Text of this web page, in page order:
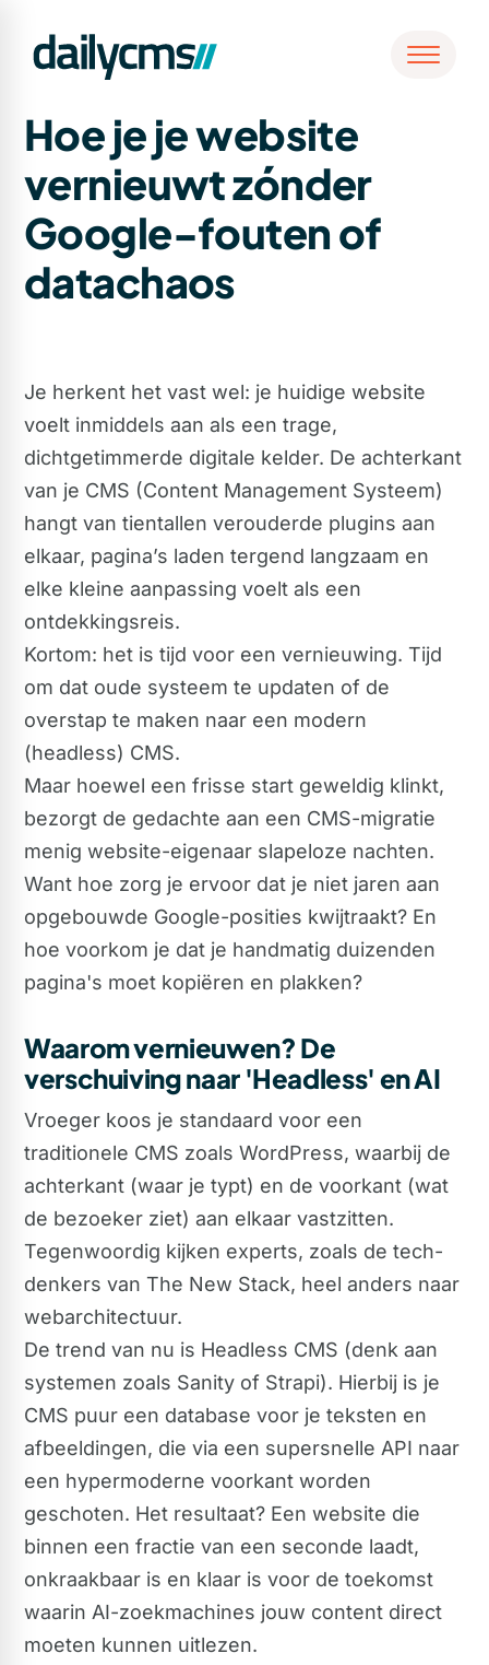
Hoe je je website
vernieuwt zónder
Google-fouten of
datachaos
Je herkent het vast wel: je huidige website
voelt inmiddels aan als een trage,
dichtgetimmerde digitale kelder. De achterkant
van je CMS (Content Management Systeem)
hangt van tientallen verouderde plugins aan
elkaar, pagina’s laden tergend langzaam en
elke kleine aanpassing voelt als een
ontdekkingsreis.
Kortom: het is tijd voor een vernieuwing. Tijd
om dat oude systeem te updaten of de
overstap te maken naar een modern
(headless) CMS.
Maar hoewel een frisse start geweldig klinkt,
bezorgt de gedachte aan een CMS-migratie
menig website-eigenaar slapeloze nachten.
Want hoe zorg je ervoor dat je niet jaren aan
opgebouwde Google-posities kwijtraakt? En
hoe voorkom je dat je handmatig duizenden
pagina's moet kopiëren en plakken?
Waarom vernieuwen? De
verschuiving naar 'Headless' en AI
Vroeger koos je standaard voor een
traditionele CMS zoals WordPress, waarbij de
achterkant (waar je typt) en de voorkant (wat
de bezoeker ziet) aan elkaar vastzitten.
Tegenwoordig kijken experts, zoals de tech-
denkers van The New Stack, heel anders naar
webarchitectuur.
De trend van nu is Headless CMS (denk aan
systemen zoals Sanity of Strapi). Hierbij is je
CMS puur een database voor je teksten en
afbeeldingen, die via een supersnelle API naar
een hypermoderne voorkant worden
geschoten. Het resultaat? Een website die
binnen een fractie van een seconde laadt,
onkraakbaar is en klaar is voor de toekomst
waarin AI-zoekmachines jouw content direct
moeten kunnen uitlezen.